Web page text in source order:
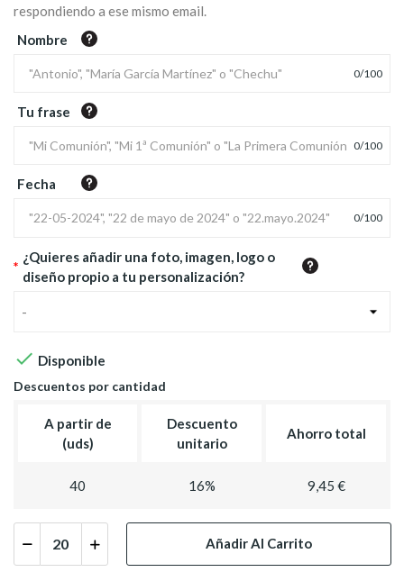
respondiendo a ese mismo email.
Nombre
0/100
Tu frase
0/100
Fecha
0/100
*
¿Quieres añadir una foto, imagen, logo o
diseño propio a tu personalización?
-
 Disponible
Descuentos por cantidad
A partir de
(uds)
Descuento
unitario
Ahorro total
40 16% 9,45 €
Añadir Al Carrito